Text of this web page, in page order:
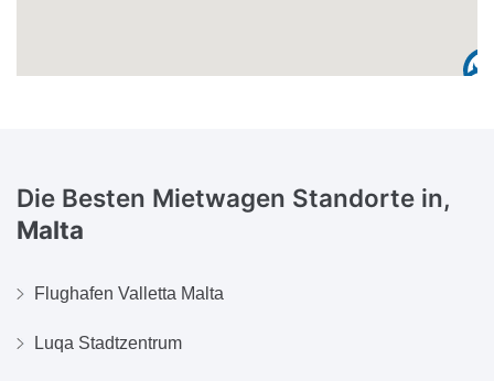
Die Besten Mietwagen Standorte in,
Malta
Flughafen Valletta Malta
Luqa Stadtzentrum